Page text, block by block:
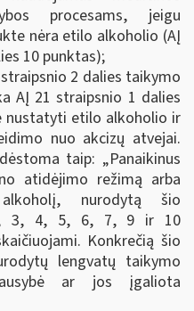
procesams, jeigu
nėra etilo alkoholio (AĮ
10 punktas);
2 dalies taikymo
AĮ 21 straipsnio 1 dalies
nustatyti etilo alkoholio ir
nuo akcizų atvejai.
taip: „Panaikinus
atidėjimo režimą arba
nurodytą šio
3, 4, 5, 6, 7, 9 ir 10
Konkrečią šio
lengvatų taikymo
ar jos įgaliota